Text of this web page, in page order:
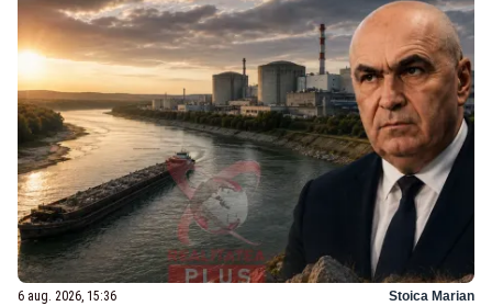
6 aug. 2026, 15:36 Stoica Marian